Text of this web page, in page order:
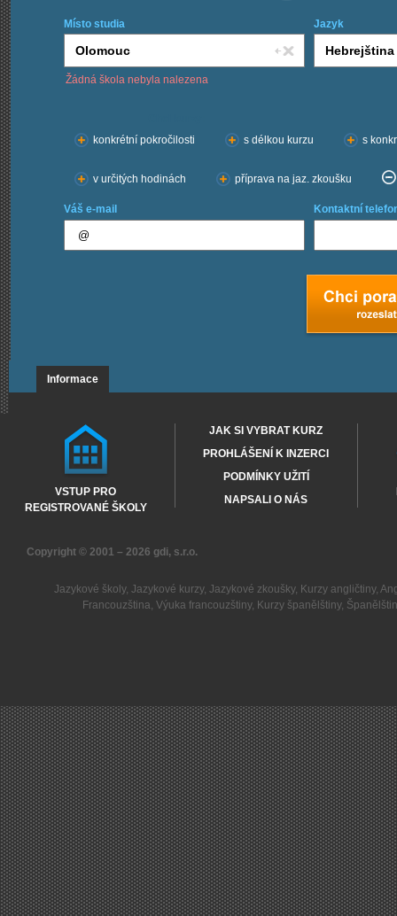
Místo studia Jazyk
Žádná škola nebyla nalezena
konkrétní pokročilosti
s délkou kurzu s
v určitých hodinách příprava na jaz. zkoušku
Váš e-mail Kontaktní
Informace
VSTUP PRO
REGISTROVANÉ ŠKOLY
JAK SI VYBRAT KURZ
PROHLÁŠENÍ K INZERCI
PODMÍNKY UŽITÍ
NAPSALI O NÁS
Copyright © 2001 – 2026 gdi, s.r.o.
Jazykové školy, Jazykové kurzy, Jazykové zkoušky, Kurzy angličtiny,
Francouzština,Výuka francouzštiny, Kurzy španělštiny,